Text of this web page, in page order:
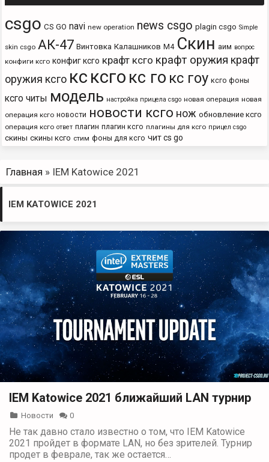
csgo CS GO navi new operation news csgo plagin csgo Simple
skin csgo АК-47 Винтовка Калашников М4 Скин аим вопрос
конфиги ксго конфиг ксго крафт ксго крафт оружия крафт
оружия ксго кс ксго кс го кс гоу ксго фоны
ксго читы модель настройка прицела csgo новая операция новая
операция ксго новости новости ксго нож обновление ксго
операция ксго ответ плагин плагин ксго плагины для ксго прицел csgo
скины скины ксго стим фоны для ксго чит cs go
Главная » IEM Katowice 2021
IEM KATOWICE 2021
IEM Katowice 2021 ближайший LAN турнир
Новости 0
Не так давно стало известно о том, что IEM Katowice
2021 пройдет в формате LAN, но без зрителей. Турнир
продет в феврале, так же остается…